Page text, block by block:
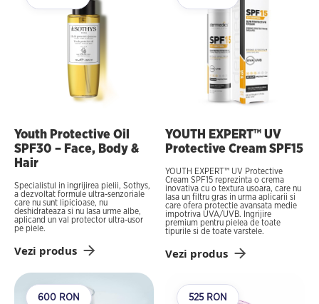
Youth Protective Oil
SPF30 – Face, Body &
Hair
Specialistul in ingrijirea pielii, Sothys,
a dezvoltat formule ultra-senzoriale
care nu sunt lipicioase, nu
deshidrateaza si nu lasa urme albe,
aplicand un val protector ultra-usor
pe piele.
Vezi produs
YOUTH EXPERT™ UV
Protective Cream SPF15
YOUTH EXPERT™ UV Protective
Cream SPF15 reprezinta o crema
inovativa cu o textura usoara, care nu
lasa un filtru gras in urma aplicarii si
care ofera protectie avansata medie
impotriva UVA/UVB. Ingrijire
premium pentru pielea de toate
tipurile si de toate varstele.
Vezi produs
600 RON 525 RON